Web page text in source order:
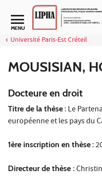
Aller au contenu
Navigation secondaire
MENU
Université Paris-Est Créteil
MOUSISIAN,
Docteure en droit
Titre de la thèse : Le
européenne et les pays du
1ère inscription en thèse :
Directeur de thèse :